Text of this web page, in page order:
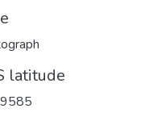
latitude